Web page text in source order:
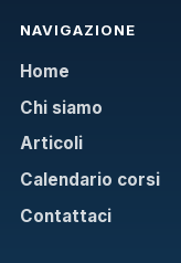
NAVIGAZIONE
Home
Chi siamo
Articoli
Calendario corsi
Contattaci